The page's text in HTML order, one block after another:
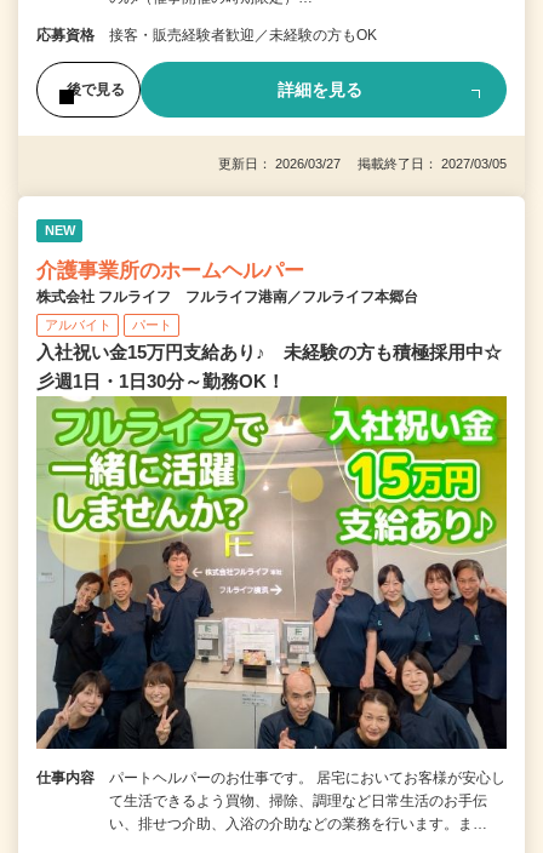
応募資格 接客・販売経験者歓迎／未経験の方もOK
後で見る 詳細を見る
更新日： 2026/03/27 掲載終了日： 2027/03/05
NEW
介護事業所のホームヘルパー
株式会社 フルライフ フルライフ港南／フルライフ本郷台
アルバイト パート
入社祝い金15万円支給あり♪ 未経験の方も積極採用中☆
彡週1日・1日30分～勤務OK！
仕事内容
パートヘルパーのお仕事です。 居宅においてお客様が安心し
て生活できるよう買物、掃除、調理など日常生活のお手伝
い、排せつ介助、入浴の介助などの業務を行います。ま…